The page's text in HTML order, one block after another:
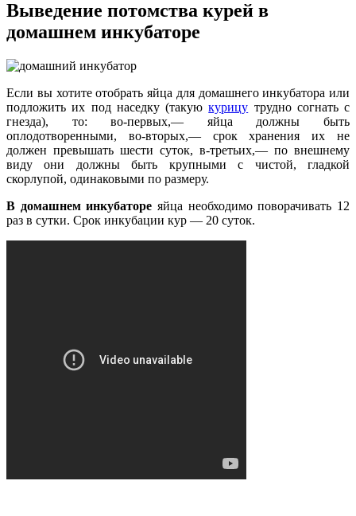
Выведение потомства курей в
домашнем инкубаторе
Если вы хотите отобрать яйца для домашнего инкубатора или
подложить их под наседку (такуюкурицу трудно согнать с
гнезда), то: во-первых,— яйца должны быть
оплодотворенными, во-вторых,— срок хранения их не
должен превышать шести суток, в-третьих,— по внешнему
виду они должны быть крупными с чистой, гладкой
скорлупой, одинаковыми по размеру.
В домашнем инкубаторе яйца необходимо поворачивать 12
раз в сутки. Срок инкубации кур — 20 суток.